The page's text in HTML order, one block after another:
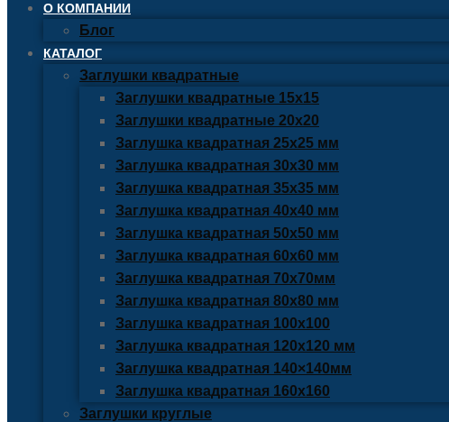
О КОМПАНИИ
Блог
КАТАЛОГ
Заглушки квадратные
Заглушки квадратные 15х15
Заглушки квадратные 20х20
Заглушка квадратная 25х25 мм
Заглушка квадратная 30х30 мм
Заглушка квадратная 35х35 мм
Заглушка квадратная 40х40 мм
Заглушка квадратная 50х50 мм
Заглушка квадратная 60х60 мм
Заглушка квадратная 70х70мм
Заглушка квадратная 80х80 мм
Заглушка квадратная 100х100
Заглушка квадратная 120х120 мм
Заглушка квадратная 140×140мм
Заглушка квадратная 160х160
Заглушки круглые